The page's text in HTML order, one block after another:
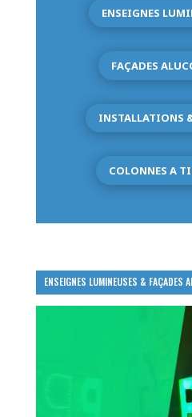
ENSEIGNES
FAÇADES
INSTALLATIONS
COLONNES A
ENSEIGNES LUMINEUSES & FAÇADES